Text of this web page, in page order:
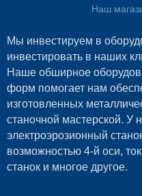
Наш
Мы инвестируем в
инвестировать в наших
Наше обширное
форм помогает нам
изготовленных
станочной мастерской. У
электроэрозионный
возможностью 4-й оси,
станок и многое другое.